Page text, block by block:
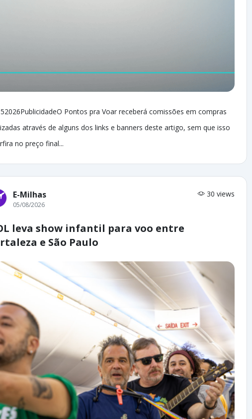
Pontos pra Voar receberá comissões em compras
através de alguns dos links e banners deste artigo, sem que isso
no preço final...
E-Milhas 30 views
05/08/2026
leva show infantil para voo entre
e São Paulo